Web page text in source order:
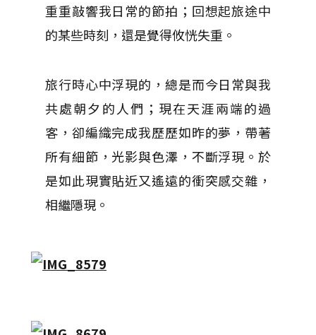
重重敲響我日常的節拍；回想起旅途中
的某些時刻，還是覺得攸恍失重。
旅行時心中浮現的，總是而今日常與我
共處朝夕的人們；現在天涯兩端的過
客，卻編織完成我歷歷如昨的夢，帶著
所有細節，光影與色澤，不斷浮現。於
是如此現實貼近又遙遠的衝突感交雜，
相繼隱現。